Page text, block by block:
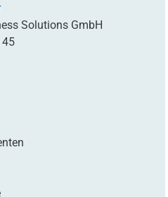
Solutions GmbH
45